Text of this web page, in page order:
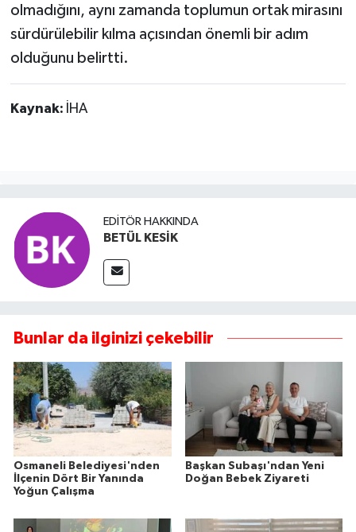
olmadığını, aynı zamanda toplumun ortak mirasını
sürdürülebilir kılma açısından önemli bir adım
olduğunu belirtti.
Kaynak: İHA
EDITÖR HAKKINDA
BETÜL KESİK
Bunlar da ilginizi çekebilir
Osmaneli Belediyesi'nden
İlçenin Dört Bir Yanında
Yoğun Çalışma
Başkan Subaşı'ndan Yeni
Doğan Bebek Ziyareti